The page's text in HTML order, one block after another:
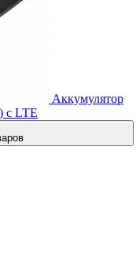
Аккумулятор
с LTE